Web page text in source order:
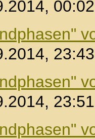
00:02
23:43
23:51